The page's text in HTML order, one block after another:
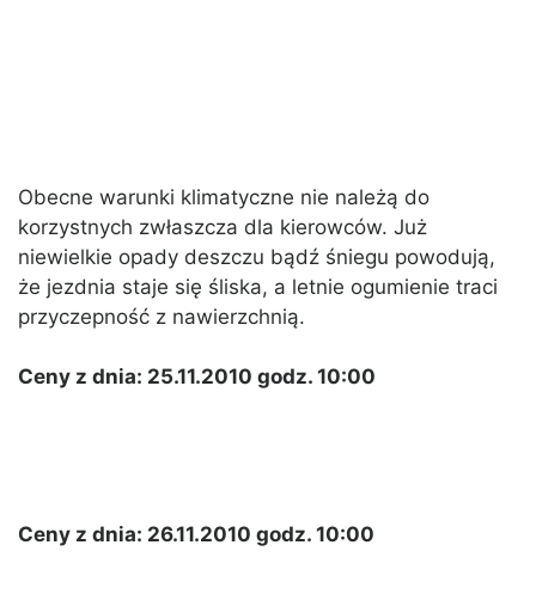
Obecne warunki klimatyczne nie należą do
korzystnych zwłaszcza dla kierowców. Już
niewielkie opady deszczu bądź śniegu powodują,
że jezdnia staje się śliska, a letnie ogumienie traci
przyczepność z nawierzchnią.
Ceny z dnia: 25.11.2010 godz. 10:00
Ceny z dnia: 26.11.2010 godz. 10:00